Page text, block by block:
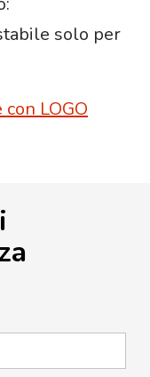
solo per
LOGO